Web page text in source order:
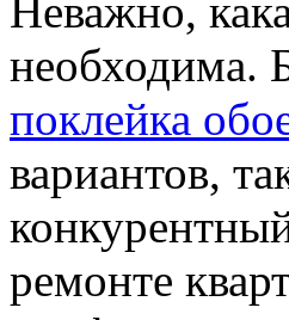
Неважно,
необходима.
поклейка
вариантов,
ремонте